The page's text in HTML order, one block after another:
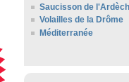
Saucisson de
Volailles de la Drôme
Méditerranée